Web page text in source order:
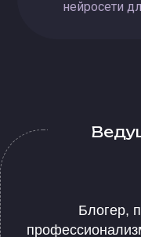
нейросети
Блогер,